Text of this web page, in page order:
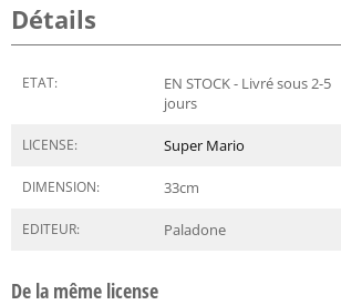
Détails
ETAT:
EN STOCK - Livré sous 2-5
jours
LICENSE: Super Mario
DIMENSION: 33cm
EDITEUR: Paladone
De la même license